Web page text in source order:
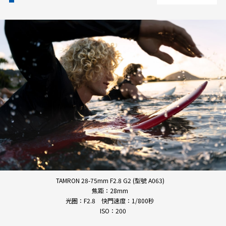
TAMRON 28-75mm F2.8 G2 (型號 A063)
焦距：28mm
光圈：F2.8 快門速度：1/800秒
ISO：200